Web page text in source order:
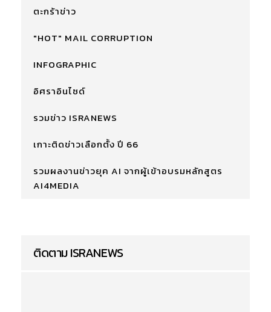
ตะกร้าข่าว
"HOT" MAIL CORRUPTION
INFOGRAPHIC
อิศราอินไซด์
รวมข่าว ISRANEWS
เกาะติดข่าวเลือกตั้ง ปี 66
รวมผลงานข่าวยุค AI จากผู้เข้าอบรมหลักสูตร
AI4MEDIA
ติดตาม ISRANEWS